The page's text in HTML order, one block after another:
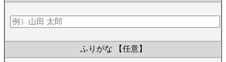
ふりがな 【任意】